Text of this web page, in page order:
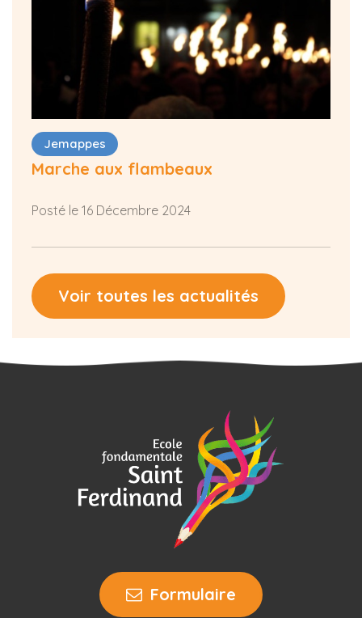
Jemappes
Marche aux flambeaux
Posté le 16 Décembre 2024
Voir toutes les actualités
Formulaire